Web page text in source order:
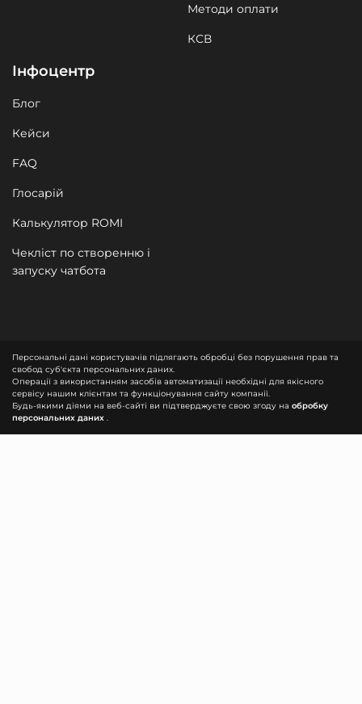
Методи оплати
КСВ
Інфоцентр
Блог
Кейси
FAQ
Глосарій
Калькулятор ROMI
Чекліст по створенню і
запуску чатбота
Персональні дані користувачів підлягають обробці без порушення прав та
свобод суб'єкта персональних даних.
Операції з використанням засобів автоматизації необхідні для якісного
сервісу нашим клієнтам та функціонування сайту компанії.
Будь-якими діями на веб-сайті ви підтверджуєте свою згоду на обробку
персональних даних .